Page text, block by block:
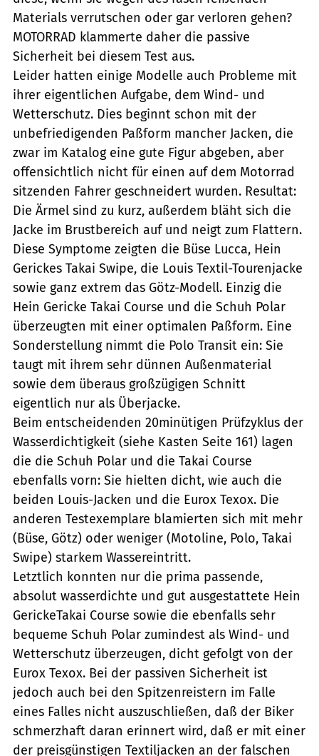
Materials verrutschen oder gar verloren gehen?
MOTORRAD klammerte daher die passive
Sicherheit bei diesem Test aus.
Leider hatten einige Modelle auch Probleme mit
ihrer eigentlichen Aufgabe, dem Wind- und
Wetterschutz. Dies beginnt schon mit der
unbefriedigenden Paßform mancher Jacken, die
zwar im Katalog eine gute Figur abgeben, aber
offensichtlich nicht für einen auf dem Motorrad
sitzenden Fahrer geschneidert wurden. Resultat:
Die Ärmel sind zu kurz, außerdem bläht sich die
Jacke im Brustbereich auf und neigt zum Flattern.
Diese Symptome zeigten die Büse Lucca, Hein
Gerickes Takai Swipe, die Louis Textil-Tourenjacke
sowie ganz extrem das Götz-Modell. Einzig die
Hein Gericke Takai Course und die Schuh Polar
überzeugten mit einer optimalen Paßform. Eine
Sonderstellung nimmt die Polo Transit ein: Sie
taugt mit ihrem sehr dünnen Außenmaterial
sowie dem überaus großzügigen Schnitt
eigentlich nur als Überjacke.
Beim entscheidenden 20minütigen Prüfzyklus der
Wasserdichtigkeit (siehe Kasten Seite 161) lagen
die die Schuh Polar und die Takai Course
ebenfalls vorn: Sie hielten dicht, wie auch die
beiden Louis-Jacken und die Eurox Texox. Die
anderen Testexemplare blamierten sich mit mehr
(Büse, Götz) oder weniger (Motoline, Polo, Takai
Swipe) starkem Wassereintritt.
Letztlich konnten nur die prima passende,
absolut wasserdichte und gut ausgestattete Hein
GerickeTakai Course sowie die ebenfalls sehr
bequeme Schuh Polar zumindest als Wind- und
Wetterschutz überzeugen, dicht gefolgt von der
Eurox Texox. Bei der passiven Sicherheit ist
jedoch auch bei den Spitzenreistern im Falle
eines Falles nicht auszuschließen, daß der Biker
schmerzhaft daran erinnert wird, daß er mit einer
der preisgünstigen Textiljacken an der falschen